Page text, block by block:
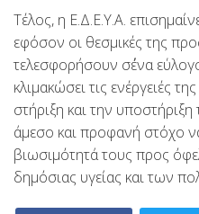
Τέλος, η Ε.Δ.Ε.Υ.Α.
εφόσον οι θεσμικές της
τελεσφορήσουν σ΄ένα
κλιμακώσει τις ενέργειές
στήριξη και την
άμεσο και προφανή στόχο
βιωσιμότητά τους προς
δημόσιας υγείας και των